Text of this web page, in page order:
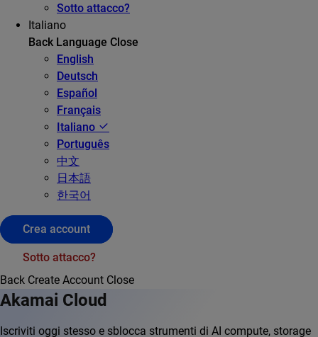
Sotto attacco?
Italiano
Back Language Close
English
Deutsch
Español
Français
Italiano
Português
中文
日本語
한국어
Crea account
Sotto attacco?
Back Create Account Close
Akamai Cloud
Iscriviti oggi stesso e sblocca strumenti di AI compute, storage